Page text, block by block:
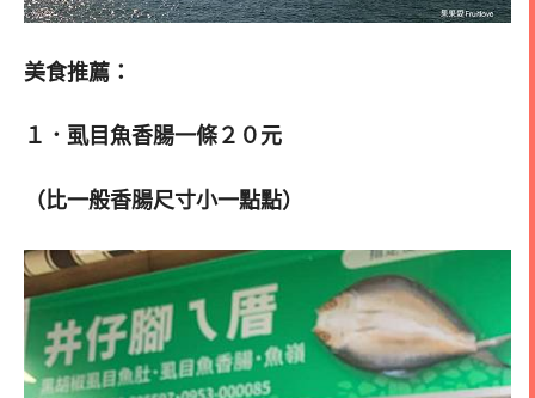
美食推薦：
１．虱目魚香腸一條２０元
（比一般香腸尺寸小一點點）